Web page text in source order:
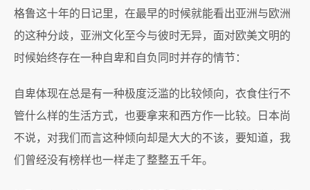
格鲁这十年的日记里，在最早的时候就能看出亚洲与欧洲
的这种分歧，亚洲文化至今与彼时无异，面对欧美文明的
时候始终存在一种自卑和自负同时并存的情节：
自卑体现在总是有一种极度泛滥的比较倾向，衣食住行不
管什么样的生活方式，也要拿来和西方作一比较。日本尚
不说，对我们而言这种倾向却是大大的不该，要知道，我
们曾经没有榜样也一样走了整整五千年。